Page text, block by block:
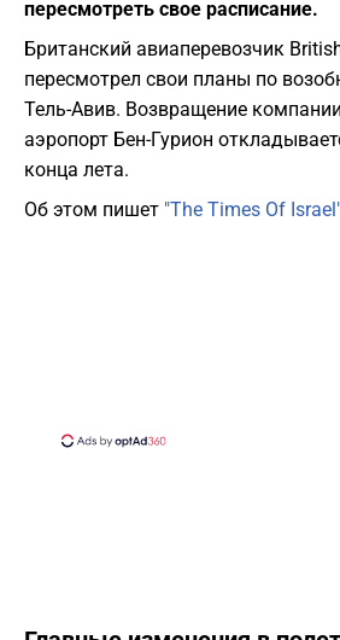
пересмотреть свое расписание.
Британский авиаперевозчик
пересмотрел свои планы по
Тель-Авив. Возвращение
аэропорт Бен-Гурион
конца лета.
Об этом пишет "The Times Of